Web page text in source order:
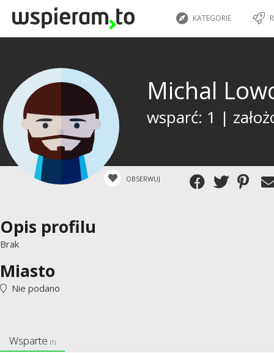
KATEGORIE
Michal
wsparć: 1 |
OBSERWUJ
Opis profilu
Brak
Miasto
Nie podano
Wsparte (1)